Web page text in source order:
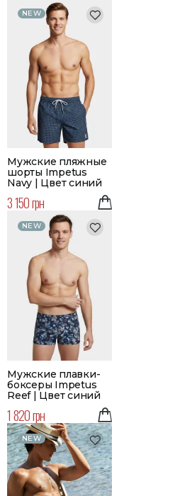
NEW
Мужские пляжные
шорты Impetus
Navy | Цвет синий
3 150 грн
NEW
Мужские плавки-
боксеры Impetus
Reef | Цвет синий
1 820 грн
NEW